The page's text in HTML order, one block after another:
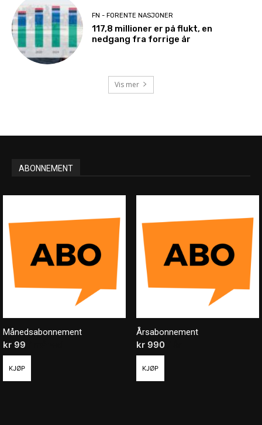
FN - FORENTE NASJONER
117,8 millioner er på flukt, en
nedgang fra forrige år
Vis mer
ABONNEMENT
Månedsabonnement
kr 99
KJØP
Årsabonnement
kr990
KJØP